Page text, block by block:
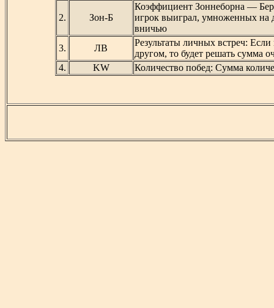
2. Зон-Б
Коэффициент Зоннеборна —
игрок выиграл, умноженных на
вничью
3.
ЛВ
Результаты личных встреч:
другом, то будет решать сумма
4.
KW Количество побед: Сумма